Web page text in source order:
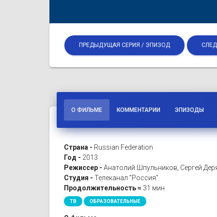
ПРЕДЫДУЩАЯ СЕРИЯ / ЭПИЗОД
О ФИЛЬМЕ КОММЕНТАРИИ ЭПИЗОДЫ
Страна - Russian Federation
Год - 2013
Режиссер - Анатолий Шпульников, Сергей
Студия - Телеканал "Россия"
Продолжительность ≈ 31 мин
ТВ ОБРАЗОВАТЕЛЬНЫЕ